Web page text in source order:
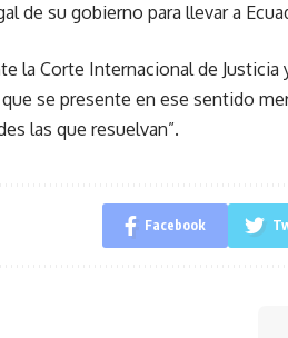
de su gobierno para llevar a
la Corte Internacional de
se presente en ese sentido
las que resuelvan”.
Facebook